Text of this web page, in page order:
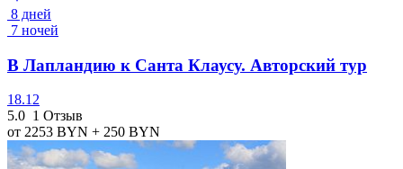
8 дней
7 ночей
В Лапландию к Санта Клаусу. Авторский тур
18.12
5.0 1 Отзыв
от 2253 BYN + 250 BYN